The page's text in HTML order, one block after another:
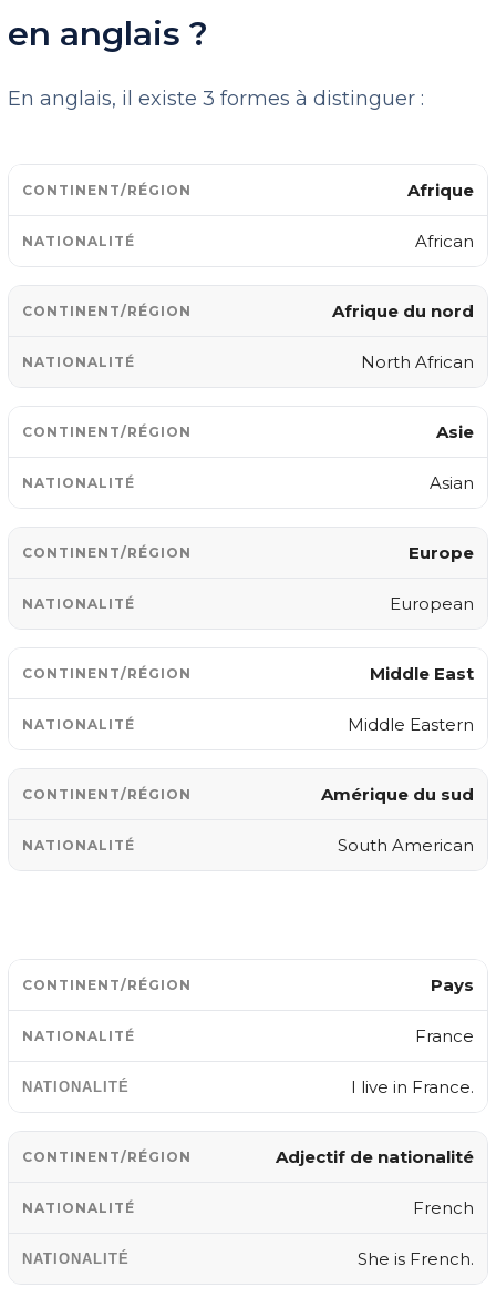
en anglais ?
En anglais, il existe 3 formes à distinguer :
Afrique
African
Afrique du nord
North African
Asie
Asian
Europe
European
Middle East
Middle Eastern
Amérique du sud
South American
Pays
France
I live in France.
Adjectif de nationalité
French
She is French.